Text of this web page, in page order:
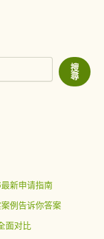
搜
尋
新申请指南
例告诉你答案
面对比